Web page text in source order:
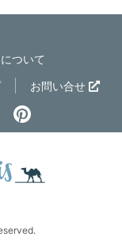
ついて
お問い合せ
ページの先